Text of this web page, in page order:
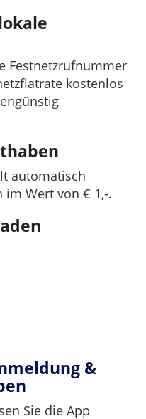
Festnetzrufnummer
kostenlos
automatisch
im Wert von € 1,-.
&
Sie die App